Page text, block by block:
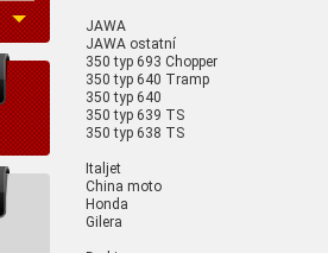
JAWA
JAWA ostatní
350 typ 693 Chopper
350 typ 640 Tramp
350 typ 640
350 typ 639 TS
350 typ 638 TS
Italjet
China moto
Honda
Gilera